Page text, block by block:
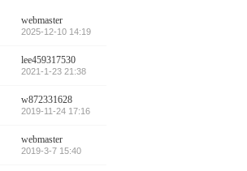
webmaster
2025-12-10 14:19
lee459317530
2021-1-23 21:38
w872331628
2019-11-24 17:16
webmaster
2019-3-7 15:40